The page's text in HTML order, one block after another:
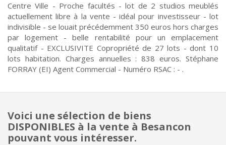
Centre Ville - Proche facultés - lot de 2 studios meublés
actuellement libre à la vente - idéal pour investisseur - lot
indivisible - se louait précédemment 350 euros hors charges
par logement - belle rentabilité pour un emplacement
qualitatif - EXCLUSIVITE Copropriété de 27 lots - dont 10
lots habitation. Charges annuelles : 838 euros. Stéphane
FORRAY (EI) Agent Commercial - Numéro RSAC : - .
Voici une sélection de biens
DISPONIBLES à la vente à Besancon
pouvant vous intéresser.